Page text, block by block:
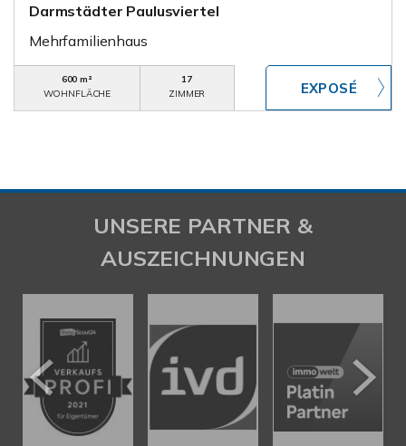
Darmstädter Paulusviertel
Mehrfamilienhaus
600 m²
WOHNFLÄCHE
17
ZIMMER
UNSERE PARTNER &
AUSZEICHNUNGEN